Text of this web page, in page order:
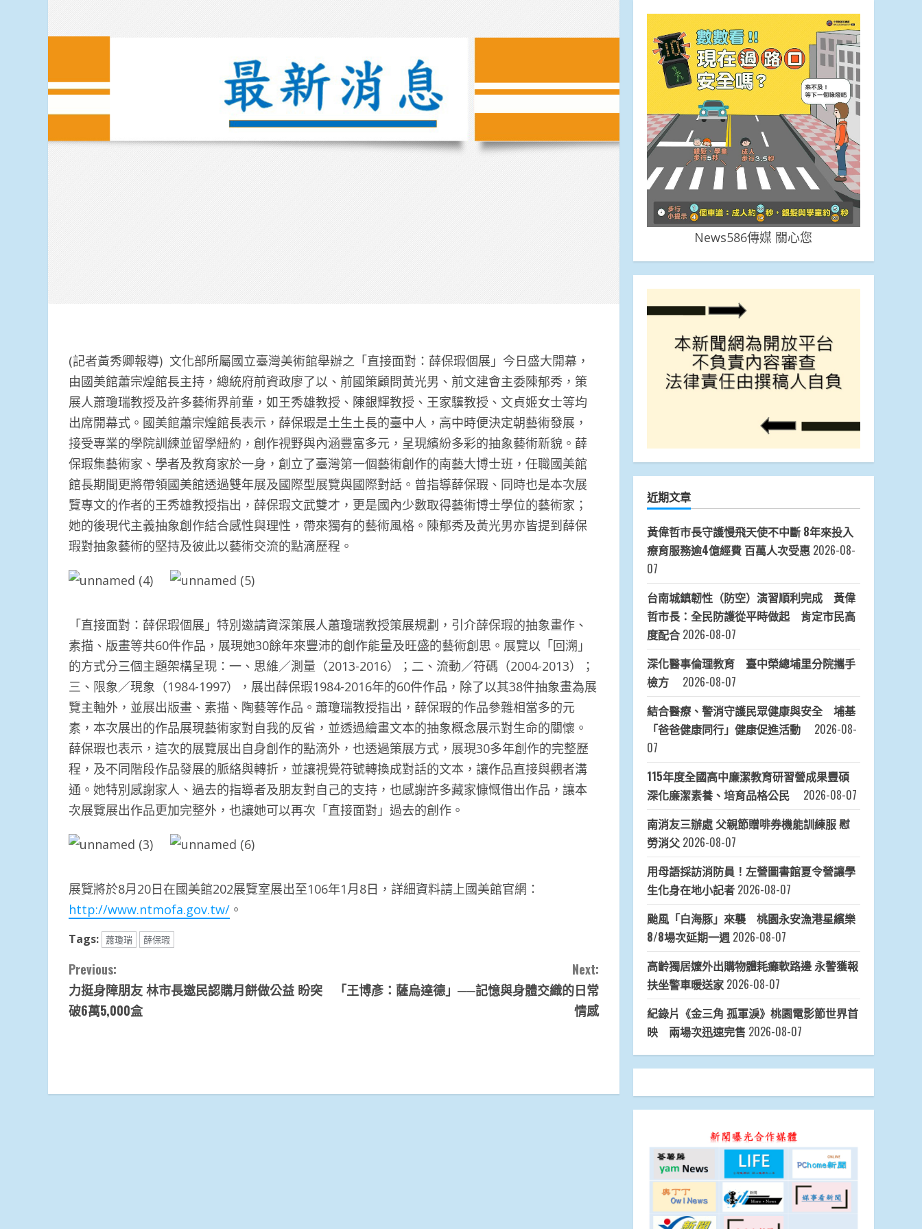
(記者黃秀卿報導) 文化部所屬國立臺灣美術館舉辦之「直接面對：薛保瑕個展」今日盛大開幕，
由國美館蕭宗煌館長主持，總統府前資政廖了以、前國策顧問黃光男、前文建會主委陳郁秀，策
展人蕭瓊瑞教授及許多藝術界前輩，如王秀雄教授、陳銀輝教授、王家驥教授、文貞姬女士等均
出席開幕式。國美館蕭宗煌館長表示，薛保瑕是土生土長的臺中人，高中時便決定朝藝術發展，
接受專業的學院訓練並留學紐約，創作視野與內涵豐富多元，呈現繽紛多彩的抽象藝術新貌。薛
保瑕集藝術家、學者及教育家於一身，創立了臺灣第一個藝術創作的南藝大博士班，任職國美館
館長期間更將帶領國美館透過雙年展及國際型展覽與國際對話。曾指導薛保瑕、同時也是本次展
覽專文的作者的王秀雄教授指出，薛保瑕文武雙才，更是國內少數取得藝術博士學位的藝術家；
她的後現代主義抽象創作結合感性與理性，帶來獨有的藝術風格。陳郁秀及黃光男亦皆提到薛保
瑕對抽象藝術的堅持及彼此以藝術交流的點滴歷程。
「直接面對：薛保瑕個展」特別邀請資深策展人蕭瓊瑞教授策展規劃，引介薛保瑕的抽象畫作、
素描、版畫等共60件作品，展現她30餘年來豐沛的創作能量及旺盛的藝術創思。展覽以「回溯」
的方式分三個主題架構呈現：一、思維／測量（2013-2016）；二、流動／符碼（2004-2013）；
三、限象／現象（1984-1997），展出薛保瑕1984-2016年的60件作品，除了以其38件抽象畫為展
覽主軸外，並展出版畫、素描、陶藝等作品。蕭瓊瑞教授指出，薛保瑕的作品參雜相當多的元
素，本次展出的作品展現藝術家對自我的反省，並透過繪畫文本的抽象概念展示對生命的關懷。
薛保瑕也表示，這次的展覽展出自身創作的點滴外，也透過策展方式，展現30多年創作的完整歷
程，及不同階段作品發展的脈絡與轉折，並讓視覺符號轉換成對話的文本，讓作品直接與觀者溝
通。她特別感謝家人、過去的指導者及朋友對自己的支持，也感謝許多藏家慷慨借出作品，讓本
次展覽展出作品更加完整外，也讓她可以再次「直接面對」過去的創作。
展覽將於8月20日在國美館202展覽室展出至106年1月8日，詳細資料請上國美館官網：
http://www.ntmofa.gov.tw/ 。
Tags: 蕭瓊瑞 薛保瑕
Continue
Reading
Previous:
力挺身障朋友 林市長邀民認購月餅做公益 盼突
破6萬5,000盒
Next:
「王博彥：薩烏達德」──記憶與身體交織的日常
情感
News586傳媒 關心您
近期文章
黃偉哲市長守護慢飛天使不中斷 8年來投入
療育服務逾4億經費 百萬人次受惠 2026-08-
07
台南城鎮韌性（防空）演習順利完成 黃偉
哲市長：全民防護從平時做起 肯定市民高
度配合 2026-08-07
深化醫事倫理教育 臺中榮總埔里分院攜手
檢方
2026-08-07
結合醫療、警消守護民眾健康與安全 埔基
「爸爸健康同行」健康促進活動
2026-08-
07
115年度全國高中廉潔教育研習營成果豐碩
深化廉潔素養、培育品格公民
2026-08-07
南消友三辦處 父親節贈啡券機能訓練服 慰
勞消父 2026-08-07
用母語採訪消防員！左營圖書館夏令營讓學
生化身在地小記者 2026-08-07
颱風「白海豚」來襲 桃園永安漁港星繽樂
8/8場次延期一週 2026-08-07
高齡獨居嬤外出購物體耗癱軟路邊 永警獲報
扶坐警車暖送家 2026-08-07
紀錄片《金三角 孤軍淚》桃園電影節世界首
映 兩場次迅速完售 2026-08-07